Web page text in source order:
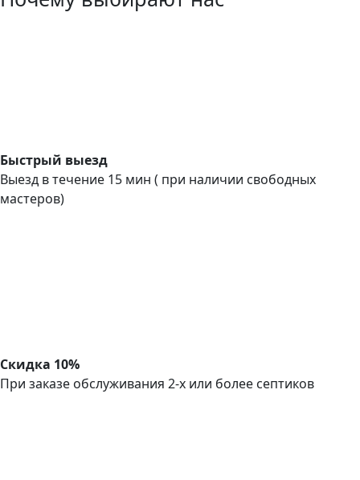
Быстрый выезд
Выезд в течение 15 мин ( при наличии свободных
мастеров)
Скидка 10%
При заказе обслуживания 2-х или более септиков